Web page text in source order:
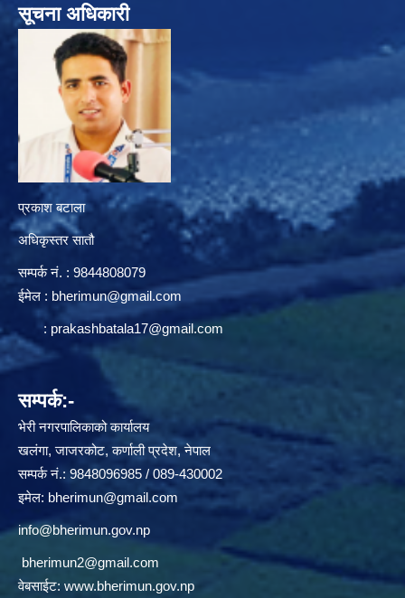
सूचना अधिकारी
प्रकाश बटाला
अधिकृस्तर सातौ
सम्पर्क न‌ं. : 9844808079
ईमेल : bherimun@gmail.com
: prakashbatala17@gmail.com
सम्पर्क:-
भेरी नगरपालिकाको कार्यालय
खलंगा, जाजरकोट, कर्णाली प्रदेश, नेपाल
सम्पर्क नं.: 9848096985 / 089-430002
इमेल: bherimun@gmail.com
info@bherimun.gov.np
bherimun2@gmail.com
वेबसाईट: www.bherimun.gov.np